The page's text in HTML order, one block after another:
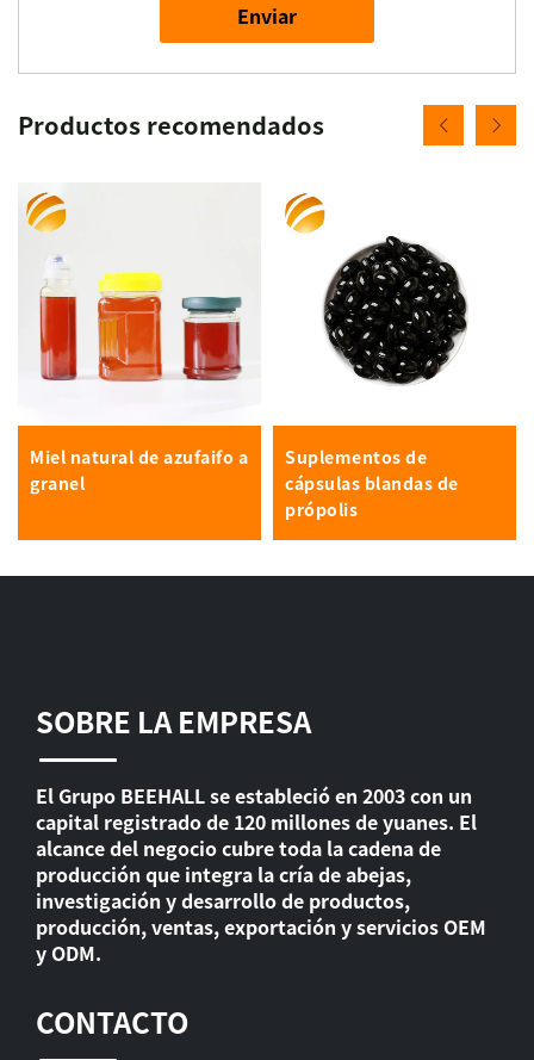
Enviar
Productos recomendados
Miel natural de azufaifo a
granel
Suplementos de
cápsulas blandas de
própolis
SOBRE LA EMPRESA
El Grupo BEEHALL se estableció en 2003 con un
capital registrado de 120 millones de yuanes. El
alcance del negocio cubre toda la cadena de
producción que integra la cría de abejas,
investigación y desarrollo de productos,
producción, ventas, exportación y servicios OEM
y ODM.
CONTACTO